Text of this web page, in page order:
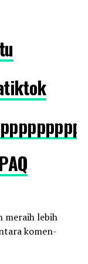
meraih lebih
komen-